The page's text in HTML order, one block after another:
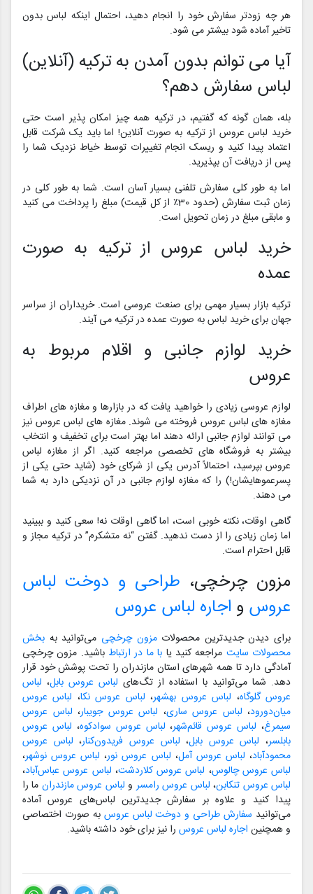
هر چه زودتر سفارش خود را انجام دهید، احتمال اینکه لباس بدون
تاخیر آماده شود بیشتر می شود.
آیا می توانم بدون آمدن به ترکیه (آنلاین)
لباس سفارش دهم؟
بله، همان گونه که گفتیم، در ترکیه همه چیز امکان پذیر است حتی
خرید لباس عروس از ترکیه به صورت آنلاین! اما باید یک شرکت قابل
اعتماد پیدا کنید و ریسک انجام تغییرات توسط خیاط نزدیک شما را
پس از دریافت آن بپذیرید.
اما به طور کلی سفارش تلفنی بسیار آسان است. شما به طور کلی در
زمان ثبت سفارش (حدود 30٪ از کل قیمت) مبلغ را پرداخت می کنید
و مابقی مبلغ در زمان تحویل است.
خرید لباس عروس از ترکیه به صورت
عمده
ترکیه بازار بسیار مهمی برای صنعت عروسی است. خریداران از سراسر
جهان برای خرید لباس به صورت عمده در ترکیه می آیند.
خرید لوازم جانبی و اقلام مربوط به
عروس
لوازم عروسی زیادی را خواهید یافت که در بازارها و مغازه های اطراف
مغازه های لباس عروس فروخته می شوند. مغازه های لباس عروس نیز
می توانند لوازم جانبی ارائه دهند اما بهتر است برای تخفیف و انتخاب
بیشتر به فروشگاه های تخصصی مراجعه کنید. اگر از مغازه لباس
عروس بپرسید، احتمالاً آدرس یکی از شرکای خود (شاید حتی یکی از
پسرعموهایشان!) را که مغازه لوازم جانبی در آن نزدیکی دارد به شما
می دهند.
گاهی اوقات، نکته خوبی است، اما گاهی اوقات نه! سعی کنید و ببینید
اما زمان زیادی را از دست ندهید. گفتن “نه متشکرم” در ترکیه مجاز و
قابل احترام است.
مزون چرخچی، طراحی و دوخت لباس
عروس و اجاره لباس عروس
برای دیدن جدیدترین محصولاتمزون چرخچی می‌توانید به بخش
محصولات سایت مراجعه کنید یا با ما در ارتباط باشید. مزون چرخچی
آمادگی دارد تا همه شهرهای استان مازندران را تحت پوشش خود قرار
دهد. شما می‌توانید با استفاده از تگ‌های لباس عروس بابل، لباس
عروس گلوگاه، لباس عروس بهشهر، لباس عروس نکا، لباس عروس
میان‌دورود، لباس عروس ساری، لباس عروس جویبار، لباس عروس
سیمرغ، لباس عروس قائم‌شهر، لباس عروس سوادکوه، لباس عروس
بابلسر، لباس عروس بابل، لباس عروس فریدون‌کنار، لباس عروس
محمودآباد، لباس عروس آمل، لباس عروس نور، لباس عروس نوشهر،
لباس عروس چالوس، لباس عروس کلاردشت، لباس عروس عباس‌آباد،
لباس عروس تنکابن، لباس عروس رامسر و لباس عروس مازندران ما را
پیدا کنید و علاوه بر سفارش جدیدترین لباس‌های عروس آماده
می‌توانید سفارش طراحی و دوخت لباس عروس به صورت اختصاصی
و همچنین اجاره لباس عروس را نیز برای خود داشته باشید.